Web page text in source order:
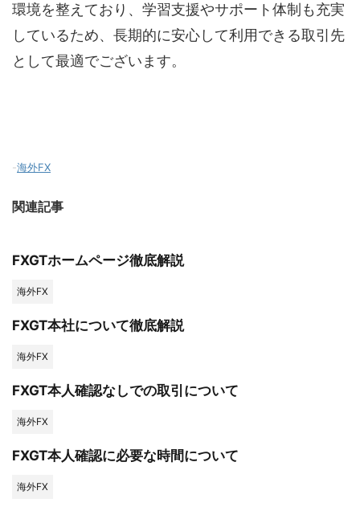
環境を整えており、学習支援やサポート体制も充実
しているため、長期的に安心して利用できる取引先
として最適でございます。
-海外FX
関連記事
FXGTホームページ徹底解説
海外FX
FXGT本社について徹底解説
海外FX
FXGT本人確認なしでの取引について
海外FX
FXGT本人確認に必要な時間について
海外FX